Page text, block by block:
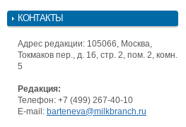
КОНТАКТЫ
Адрес редакции: 105066, Москва,
Токмаков пер., д. 16, стр. 2, пом. 2, комн.
5
Редакция:
Телефон: +7 (499) 267-40-10
E-mail: barteneva@milkbranch.ru